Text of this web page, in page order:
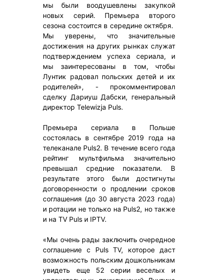
мы были воодушевлены закупкой
новых серий. Премьера второго
сезона состоится в середине октября.
Мы уверены, что значительные
достижения на других рынках служат
подтверждением успеха сериала, и
мы заинтересованы в том, чтобы
Лунтик радовал польских детей и их
родителей», - прокомментировал
сделку Дариуш Дабски, генеральный
директор Telewizja Puls.
Премьера сериала в Польше
состоялась в сентябре 2019 года на
телеканале Puls2. В течение всего года
рейтинг мультфильма значительно
превышал средние показатели. В
результате этого были достигнуты
договоренности о продлении сроков
соглашения (до 30 августа 2023 года)
и ротации не только на Puls2, но также
и на TV Puls и IPTV.
«Мы очень рады заключить очередное
соглашение с Puls TV, которое даст
возможность польским дошкольникам
увидеть еще 52 серии веселых и